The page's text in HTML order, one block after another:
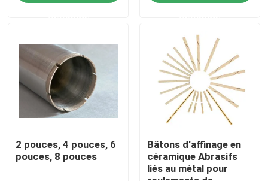
Abrasifs revêtus
Abrasifs liés
Les roulements à billes à rouleaux
Insertions d'outil au carbure
2 pouces, 4 pouces, 6
pouces, 8 pouces
Bâtons d'affinage en
céramique Abrasifs
liés au métal pour